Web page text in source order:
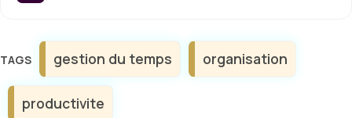
Étiquettes
gestion du temps organisation
productivite